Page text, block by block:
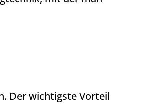
Der wichtigste Vorteil